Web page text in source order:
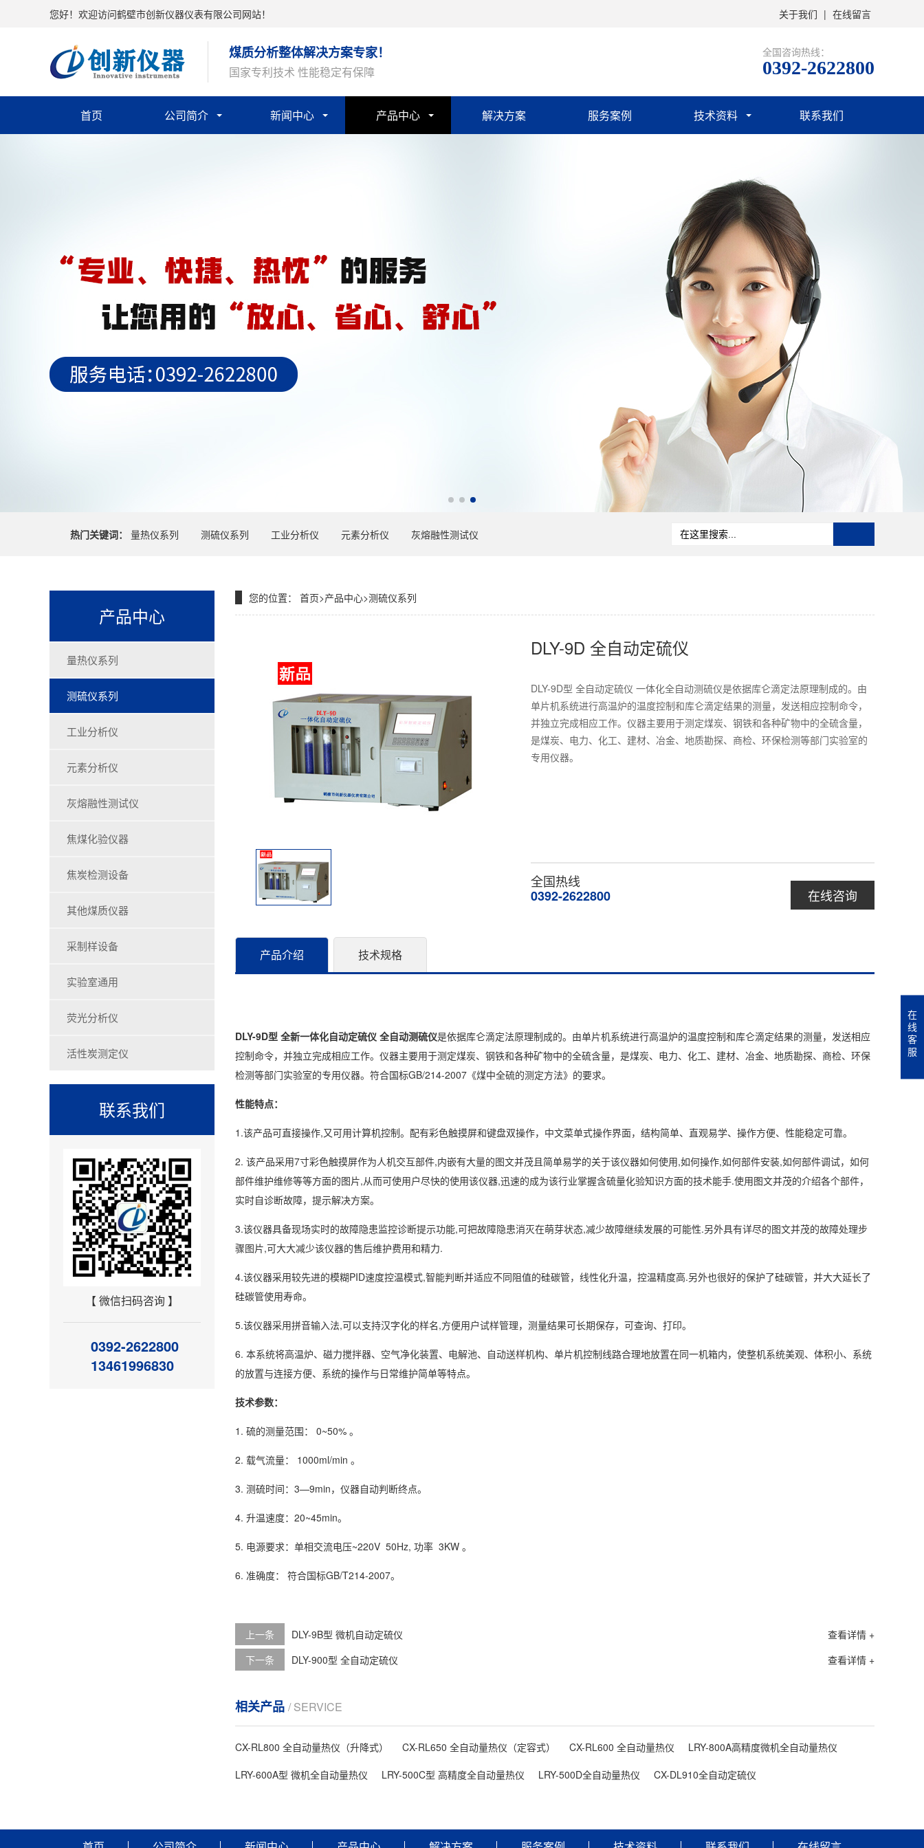
您好！欢迎访问鹤壁市创新仪器仪表有限公司网站！ 关于我们 | 在线留言
煤质分析整体解决方案专家！
国家专利技术 性能稳定有保障
全国咨询热线：
0392-2622800
首页 公司简介 新闻中心 产品中心 解决方案 服务案例 技术资料 联系我们
热门关键词： 量热仪系列 测硫仪系列 工业分析仪 元素分析仪 灰熔融性测试仪
产品中心
量热仪系列
测硫仪系列
工业分析仪
元素分析仪
灰熔融性测试仪
焦煤化验仪器
焦炭检测设备
其他煤质仪器
采制样设备
实验室通用
荧光分析仪
活性炭测定仪
联系我们
【 微信扫码咨询 】
0392-2622800
13461996830
您的位置： 首页>产品中心>测硫仪系列
DLY-9D 全自动定硫仪
DLY-9D型 全自动定硫仪 一体化全自动测硫仪是依据库仑滴定法原理制成的。由
单片机系统进行高温炉的温度控制和库仑滴定结果的测量，发送相应控制命令，
并独立完成相应工作。仪器主要用于测定煤炭、钢铁和各种矿物中的全硫含量，
是煤炭、电力、化工、建材、冶金、地质勘探、商检、环保检测等部门实验室的
专用仪器。
在线咨询
全国热线
0392-2622800
产品介绍 技术规格
DLY-9D型 全新一体化自动定硫仪 全自动测硫仪是依据库仑滴定法原理制成的。由单片机系统进行高温炉的温度控制和库仑滴定结果的测量，发送相应
控制命令，并独立完成相应工作。仪器主要用于测定煤炭、钢铁和各种矿物中的全硫含量，是煤炭、电力、化工、建材、冶金、地质勘探、商检、环保
检测等部门实验室的专用仪器。符合国标GB/214-2007《煤中全硫的测定方法》的要求。
性能特点：
1.该产品可直接操作,又可用计算机控制。配有彩色触摸屏和键盘双操作，中文菜单式操作界面，结构简单、直观易学、操作方便、性能稳定可靠。
2. 该产品采用7寸彩色触摸屏作为人机交互部件,内嵌有大量的图文并茂且简单易学的关于该仪器如何使用,如何操作,如何部件安装,如何部件调试，如何
部件维护维修等等方面的图片,从而可使用户尽快的使用该仪器,迅速的成为该行业掌握含硫量化验知识方面的技术能手.使用图文并茂的介绍各个部件，
实时自诊断故障，提示解决方案。
3.该仪器具备现场实时的故障隐患监控诊断提示功能,可把故障隐患消灭在萌芽状态,减少故障继续发展的可能性.另外具有详尽的图文并茂的故障处理步
骤图片,可大大减少该仪器的售后维护费用和精力.
4.该仪器采用较先进的模糊PID速度控温模式,智能判断并适应不同阻值的硅碳管，线性化升温，控温精度高.另外也很好的保护了硅碳管，并大大延长了
硅碳管使用寿命。
5.该仪器采用拼音输入法,可以支持汉字化的样名,方便用户试样管理，测量结果可长期保存，可查询、打印。
6. 本系统将高温炉、磁力搅拌器、空气净化装置、电解池、自动送样机构、单片机控制线路合理地放置在同一机箱内，使整机系统美观、体积小、系统
的放置与连接方便、系统的操作与日常维护简单等特点。
技术参数：
1. 硫的测量范围： 0~50% 。
2. 载气流量： 1000ml/min 。
3. 测硫时间：3—9min，仪器自动判断终点。
4. 升温速度：20~45min。
5. 电源要求：单相交流电压~220V 50Hz, 功率 3KW 。
6. 准确度： 符合国标GB/T214-2007。
1. 硫的
上一条 查看详情 +
DLY-9B型 微机自动定硫仪
下一条
查看详情 +
DLY-900型 全自动定硫仪
相关产品 / SERVICE
CX-RL800 全自动量热仪（升降式） CX-RL650 全自动量热仪（定容式） CX-RL600 全自动量热仪
LRY-800A高精度微机全自动量热仪
LRY-600A型 微机全自动量热仪
LRY-500C型 高精度全自动量热仪 LRY-500D全自动量热仪 CX-DL910全自动定硫仪
在
线
客
服